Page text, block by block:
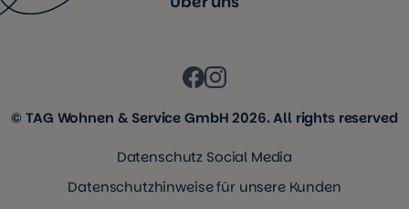
© TAG Wohnen & Service GmbH 2026. All rights reserved
Datenschutz Social Media
Datenschutzhinweise für unsere Kunden